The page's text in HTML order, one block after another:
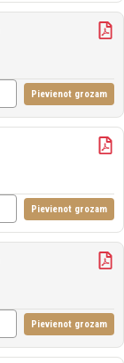
Pievienot grozam
Pievienot grozam
Pievienot grozam